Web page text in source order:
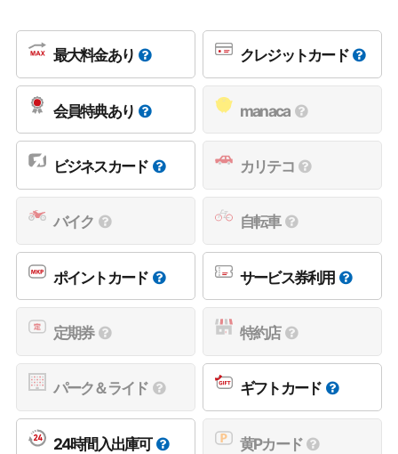
最大料金あり クレジットカード
会員特典あり manaca
ビジネスカード カリテコ
バイク 自転車
ポイントカード サービス券利用
定期券 特約店
パーク＆ライド ギフトカード
24時間入出庫可 黄Pカード